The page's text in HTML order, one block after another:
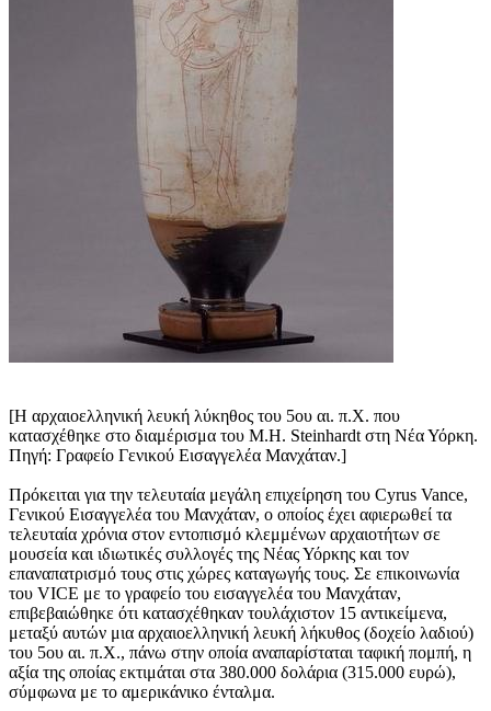
[Η αρχαιοελληνική λευκή λύκηθος του 5ου αι. π.Χ. που
κατασχέθηκε στο διαμέρισμα του M.H. Steinhardt στη Νέα Υόρκη.
Πηγή: Γραφείο Γενικού Εισαγγελέα Μανχάταν.]
Πρόκειται για την τελευταία μεγάλη επιχείρηση του Cyrus Vance,
Γενικού Εισαγγελέα του Μανχάταν, ο οποίος έχει αφιερωθεί τα
τελευταία χρόνια στον εντοπισμό κλεμμένων αρχαιοτήτων σε
μουσεία και ιδιωτικές συλλογές της Νέας Υόρκης και τον
επαναπατρισμό τους στις χώρες καταγωγής τους. Σε επικοινωνία
του VICE με το γραφείο του εισαγγελέα του Μανχάταν,
επιβεβαιώθηκε ότι κατασχέθηκαν τουλάχιστον 15 αντικείμενα,
μεταξύ αυτών μια αρχαιοελληνική λευκή λήκυθος (δοχείο λαδιού)
του 5ου αι. π.Χ., πάνω στην οποία αναπαρίσταται ταφική πομπή, η
αξία της οποίας εκτιμάται στα 380.000 δολάρια (315.000 ευρώ),
σύμφωνα με το αμερικάνικο ένταλμα.